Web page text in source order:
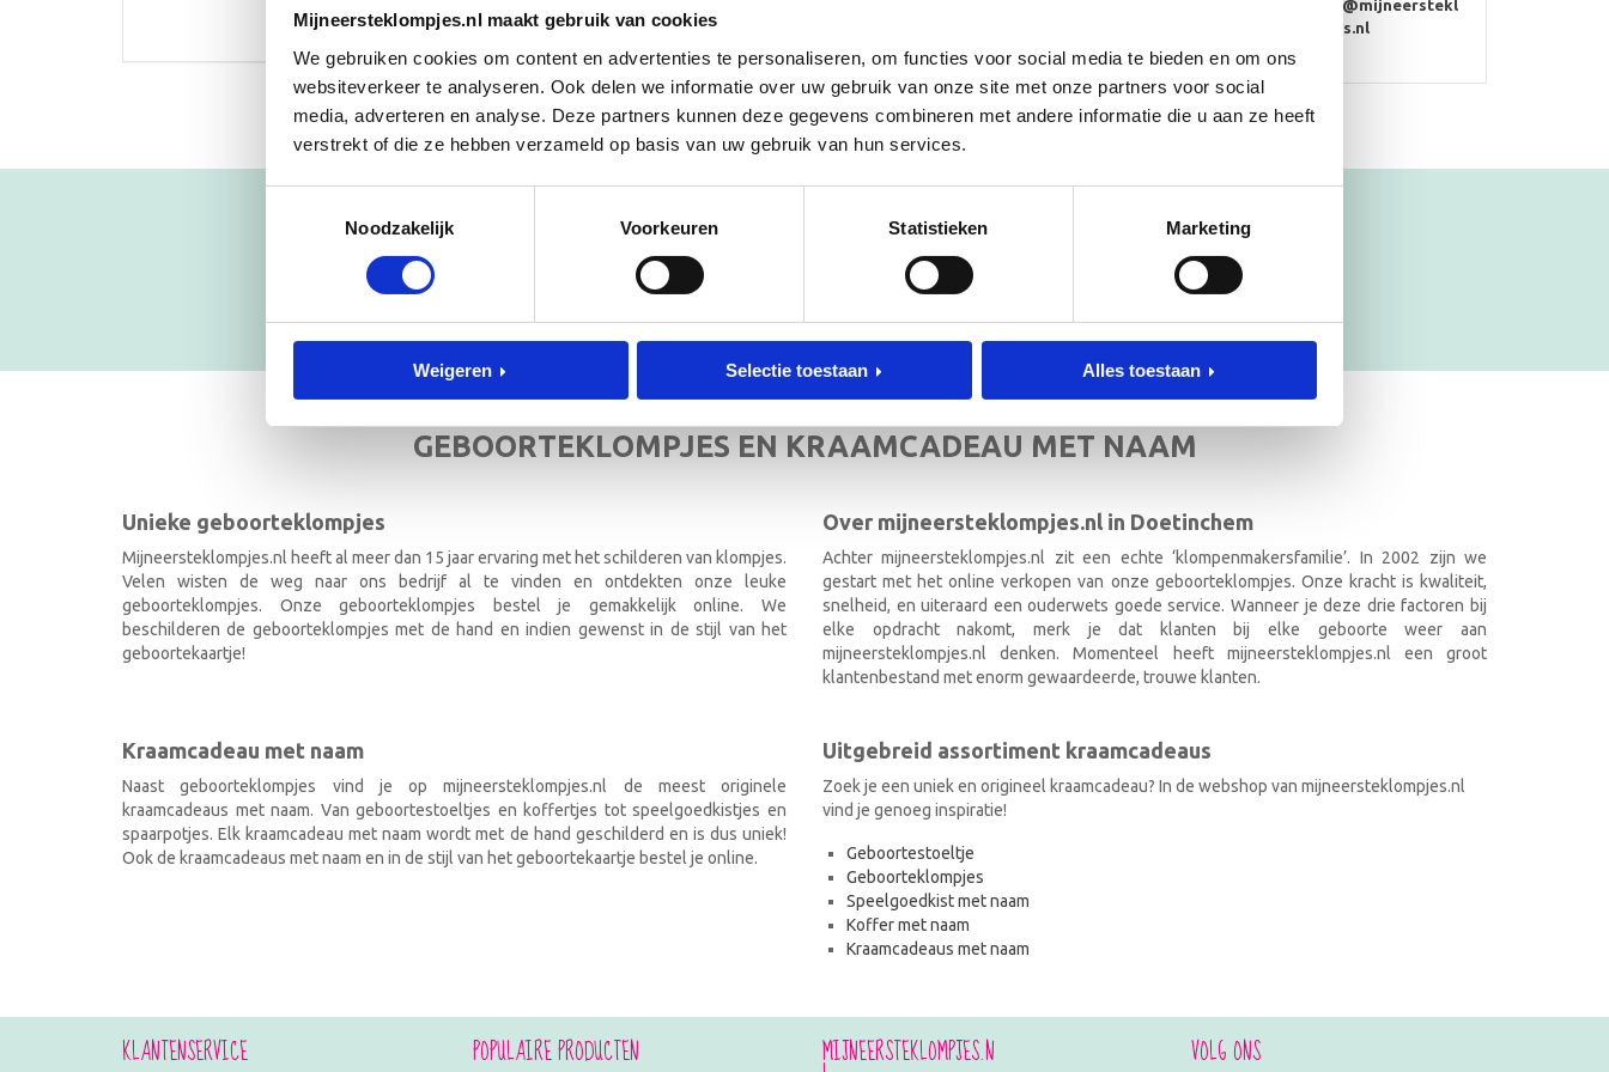
Mijneersteklompjes.nl maakt gebruik van cookies
We gebruiken cookies om content en advertenties te personaliseren, om functies voor social media te bieden en om ons
websiteverkeer te analyseren. Ook delen we informatie over uw gebruik van onze site met onze partners voor social
media, adverteren en analyse. Deze partners kunnen deze gegevens combineren met andere informatie die u aan ze heeft
verstrekt of die ze hebben verzameld op basis van uw gebruik van hun services.
Noodzakelijk
Voorkeuren Statistieken Marketing
Weigeren Selectie toestaan Alles toestaan
info@mijneerstekl
ompjes.nl
Blijf op de hoogte!
NIEUWSBRIEF
[mc4wp_form id=”3182″]
GEBOORTEKLOMPJES EN KRAAMCADEAU MET NAAM
Unieke geboorteklompjes
Mijneersteklompjes.nl heeft al meer dan 15 jaar ervaring met het schilderen van klompjes.
Velen wisten de weg naar ons bedrijf al te vinden en ontdekten onze leuke
geboorteklompjes. Onze geboorteklompjes bestel je gemakkelijk online. We
beschilderen de geboorteklompjes met de hand en indien gewenst in de stijl van het
geboortekaartje!
Over mijneersteklompjes.nl in Doetinchem
Achter mijneersteklompjes.nl zit een echte ‘klompenmakersfamilie’. In 2002 zijn we
gestart met het online verkopen van onze geboorteklompjes. Onze kracht is kwaliteit,
snelheid, en uiteraard een ouderwets goede service. Wanneer je deze drie factoren bij
elke opdracht nakomt, merk je dat klanten bij elke geboorte weer aan
mijneersteklompjes.nl denken. Momenteel heeft mijneersteklompjes.nl een groot
klantenbestand met enorm gewaardeerde, trouwe klanten.
Kraamcadeau met naam
Naast geboorteklompjes vind je op mijneersteklompjes.nl de meest originele
kraamcadeaus met naam. Van geboortestoeltjes en koffertjes tot speelgoedkistjes en
spaarpotjes. Elk kraamcadeau met naam wordt met de hand geschilderd en is dus uniek!
Ook de kraamcadeaus met naam en in de stijl van het geboortekaartje bestel je online.
Uitgebreid assortiment kraamcadeaus
Zoek je een uniek en origineel kraamcadeau? In de webshop van mijneersteklompjes.nl
vind je genoeg inspiratie!
Geboortestoeltje
Geboorteklompjes
Speelgoedkist met naam
Koffer met naam
Kraamcadeaus met naam
KLANTENSERVICE POPULAIRE PRODUCTEN MIJNEERSTEKLOMPJES.N VOLG ONS